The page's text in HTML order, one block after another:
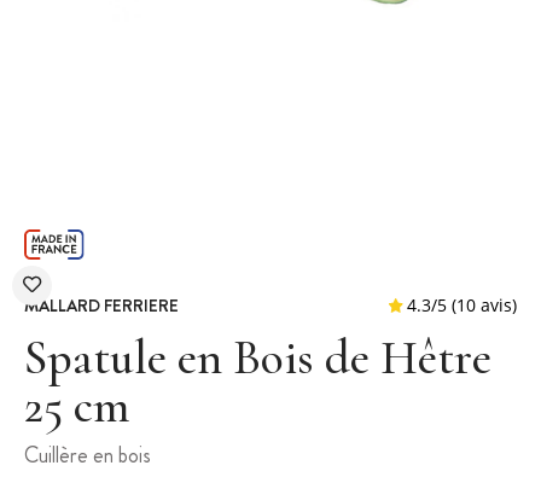
MALLARD FERRIERE
Spatule en Bois de Hêtre
25 cm
Cuillère en bois